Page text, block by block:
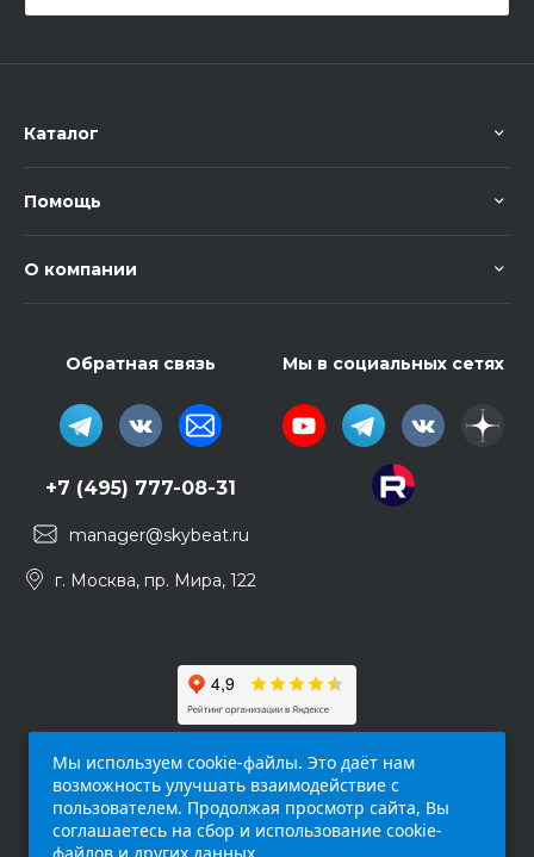
Каталог
Помощь
О компании
Обратная связь
+7 (495) 777-08-31
manager@skybeat.ru
г. Москва, пр. Мира, 122
Мы в социальных сетях
Мы используем cookie-файлы. Это даёт нам
возможность улучшать взаимодействие с
пользователем. Продолжая просмотр сайта, Вы
соглашаетесь на сбор и использование cookie-